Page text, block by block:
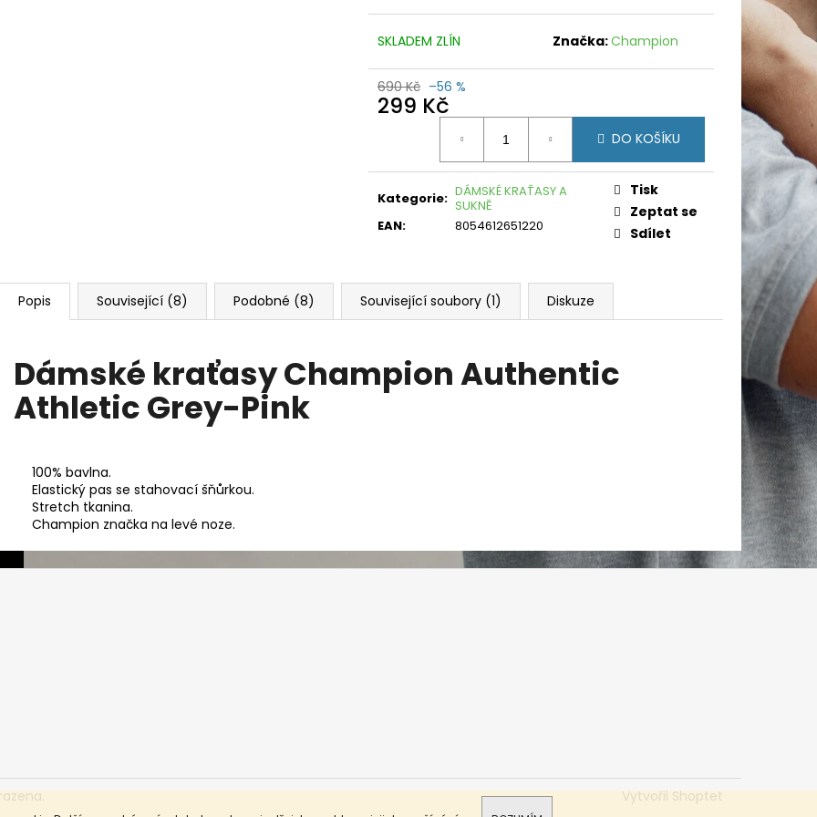
SKLADEM ZLÍN Značka:Champion
690 Kč –56 %
299 Kč
DO KOŠÍKU
Kategorie: DÁMSKÉ KRAŤASY A
SUKNĚ
EAN: 8054612651220
Tisk
Zeptat se
Sdílet
Popis Související (8) Podobné (8) Související soubory (1) Diskuze
Dámské kraťasy Champion Authentic
Athletic Grey-Pink
100% bavlna.
Elastický pas se stahovací šňůrkou.
Stretch tkanina.
Champion značka na levé noze.
Vytvořil Shoptet